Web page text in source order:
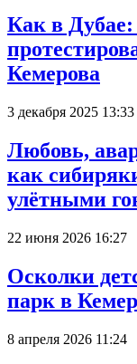
Как в
Кемерова
3 декабря 2025 13:33
Любовь,
как
улётными
22 июня 2026 16:27
Осколки
парк в
8 апреля 2026 11:24